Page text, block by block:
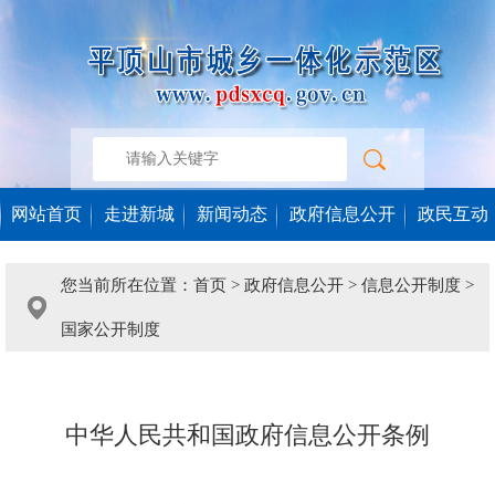
网站首页 走进新城 新闻动态 政府信息公开 政民互动
您当前所在位置： 首页 > 政府信息公开 > 信息公开制度 >
国家公开制度
中华人民共和国政府信息公开条例